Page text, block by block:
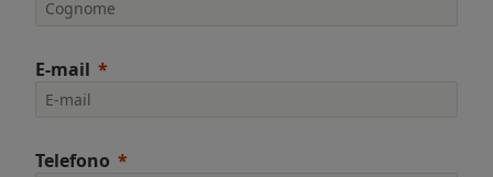
E-mail
Telefono